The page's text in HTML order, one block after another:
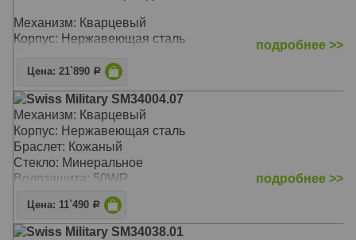
Механизм: Кварцевый
Корпус: Нержавеющая сталь
Браслет: Нержавеющая сталь
Размер: 39 х 39 мм
подробнее >>
Цена: 21`890 Р
Swiss Military SM34004.07
Механизм: Кварцевый
Корпус: Нержавеющая сталь
Браслет: Кожаный
Стекло: Минеральное
Водозащита: 50WR
подробнее >>
Цена: 11`490 Р
Swiss Military SM34038.01